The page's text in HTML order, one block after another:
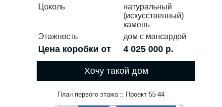
Цоколь
натуральный
(искусственный)
камень
Этажность
дом с мансардой
Цена коробки от 4 025 000 р.
Хочу такой дом
План первого этажа :: Проект 55-44